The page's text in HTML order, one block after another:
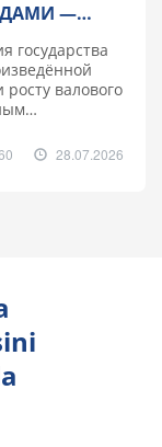
—
государства
валового
28.07.2026